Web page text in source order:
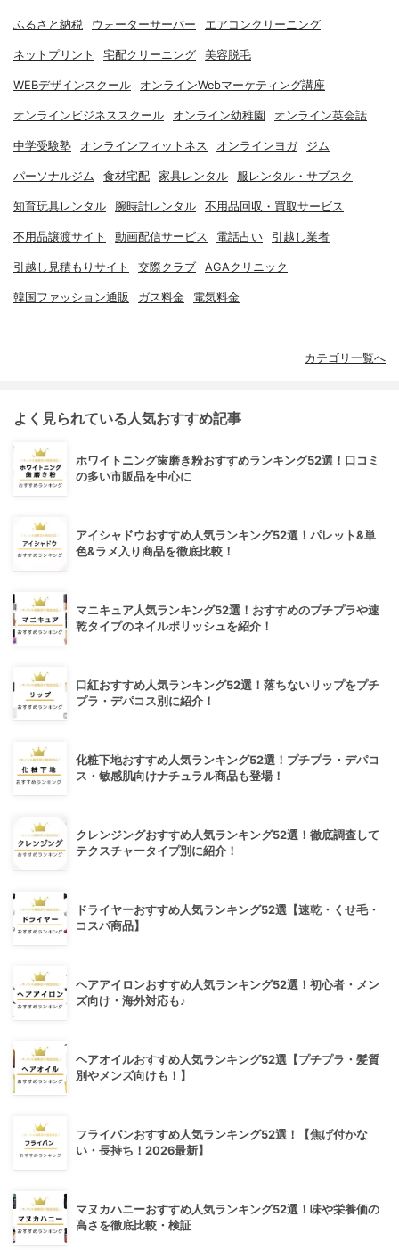
ふるさと納税 ウォーターサーバー エアコンクリーニング
ネットプリント 宅配クリーニング 美容脱毛
WEBデザインスクール オンラインWebマーケティング講座
オンラインビジネススクール オンライン幼稚園 オンライン英会話
中学受験塾 オンラインフィットネス オンラインヨガ ジム
パーソナルジム 食材宅配 家具レンタル 服レンタル・サブスク
知育玩具レンタル 腕時計レンタル 不用品回収・買取サービス
不用品譲渡サイト 動画配信サービス 電話占い 引越し業者
引越し見積もりサイト 交際クラブ AGAクリニック
韓国ファッション通販 ガス料金 電気料金
カテゴリ一覧へ
よく見られている人気おすすめ記事
ホワイトニング歯磨き粉おすすめランキング52選！口コミ
の多い市販品を中心に
アイシャドウおすすめ人気ランキング52選！パレット&単
色&ラメ入り商品を徹底比較！
マニキュア人気ランキング52選！おすすめのプチプラや速
乾タイプのネイルポリッシュを紹介！
口紅おすすめ人気ランキング52選！落ちないリップをプチ
プラ・デパコス別に紹介！
化粧下地おすすめ人気ランキング52選！プチプラ・デパコ
ス・敏感肌向けナチュラル商品も登場！
クレンジングおすすめ人気ランキング52選！徹底調査して
テクスチャータイプ別に紹介！
ドライヤーおすすめ人気ランキング52選【速乾・くせ毛・
コスパ商品】
ヘアアイロンおすすめ人気ランキング52選！初心者・メン
ズ向け・海外対応も♪
ヘアオイルおすすめ人気ランキング52選【プチプラ・髪質
別やメンズ向けも！】
フライパンおすすめ人気ランキング52選！【焦げ付かな
い・長持ち！2026最新】
マヌカハニーおすすめ人気ランキング52選！味や栄養価の
高さを徹底比較・検証